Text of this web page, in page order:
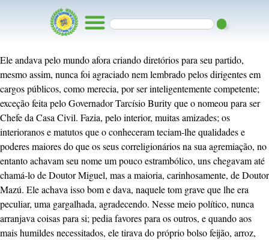
Ele andava pelo mundo afora criando diretórios para seu partido,
mesmo assim, nunca foi agraciado nem lembrado pelos dirigentes em
cargos públicos, como merecia, por ser inteligentemente competente;
exceção feita pelo Governador Tarcísio Burity que o nomeou para ser
Chefe da Casa Civil. Fazia, pelo interior, muitas amizades; os
interioranos e matutos que o conheceram teciam-lhe qualidades e
poderes maiores do que os seus correligionários na sua agremiação, no
entanto achavam seu nome um pouco estrambólico, uns chegavam até
chamá-lo de Doutor Miguel, mas a maioria, carinhosamente, de Doutor
Mazú. Ele achava isso bom e dava, naquele tom grave que lhe era
peculiar, uma gargalhada, agradecendo. Nesse meio político, nunca
arranjava coisas para si; pedia favores para os outros, e quando aos
mais humildes necessitados, ele tirava do próprio bolso feijão, arroz,